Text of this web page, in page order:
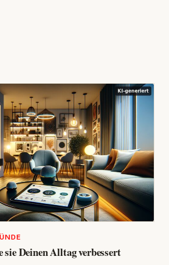
Deinen Alltag verbessert